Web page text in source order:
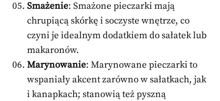
Smażenie: Smażone pieczarki mają
chrupiącą skórkę i soczyste wnętrze, co
czyni je idealnym dodatkiem do sałatek lub
makaronów.
Marynowanie: Marynowane pieczarki to
wspaniały akcent zarówno w sałatkach, jak
i kanapkach; stanowią też pyszną